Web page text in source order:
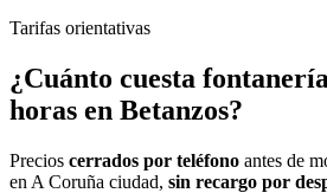
Tarifas orientativas
¿Cuánto cuesta
horas en Betanzos?
Precios cerrados por teléfono antes de
en A Coruña ciudad, sin recargo por